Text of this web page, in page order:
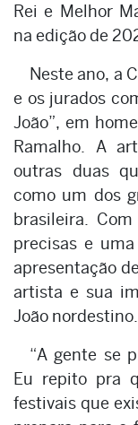
Rei e Melhor
na edição de
Neste ano, a
e os jurados
João”, em
Ramalho. A
outras duas
como um dos
brasileira.
precisas e
apresentação
artista e sua
João nordestino.
“A gente se
Eu repito pra
festivais que